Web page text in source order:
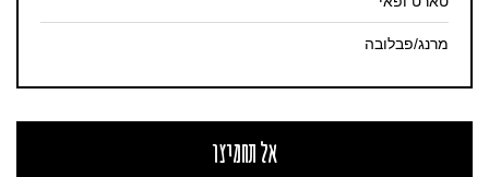
מרנג/פבלובה
אל תחמיצו